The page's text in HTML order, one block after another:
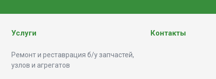
Услуги
Ремонт и реставрация б/у запчастей,
узлов и агрегатов
Контакты